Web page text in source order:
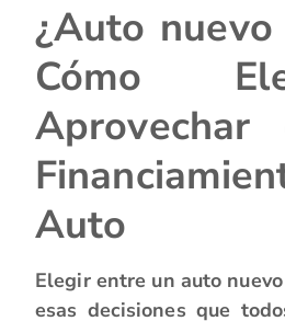
¿Auto nuevo
Cómo
Auto
Elegir entre un auto
esas decisiones que